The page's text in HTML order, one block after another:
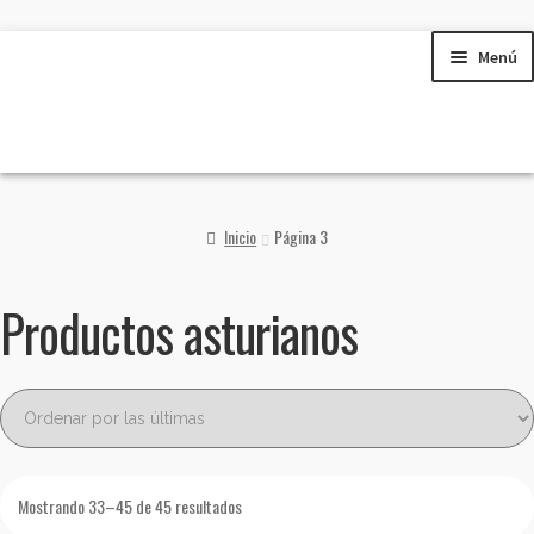
Menú
Contacto
¿Quiénes somos?
Inicio Página 3
Productos asturianos
Mostrando 33–45 de 45 resultados